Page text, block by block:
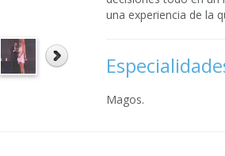
una experiencia de la
Magos.